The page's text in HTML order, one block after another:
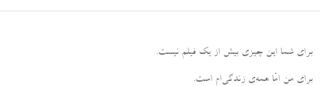
برای شما این چیزی بیش از یک فیلم نیست.
برای من امّا همه‌ی زندگی‌ام است.